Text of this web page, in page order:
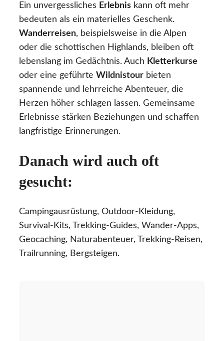
Ein unvergessliches Erlebnis kann oft mehr
bedeuten als ein materielles Geschenk.
Wanderreisen, beispielsweise in die Alpen
oder die schottischen Highlands, bleiben oft
lebenslang im Gedächtnis. Auch Kletterkurse
oder eine geführte Wildnistour bieten
spannende und lehrreiche Abenteuer, die
Herzen höher schlagen lassen. Gemeinsame
Erlebnisse stärken Beziehungen und schaffen
langfristige Erinnerungen.
Danach wird auch oft
gesucht:
Campingausrüstung, Outdoor-Kleidung,
Survival-Kits, Trekking-Guides, Wander-Apps,
Geocaching, Naturabenteuer, Trekking-Reisen,
Trailrunning, Bergsteigen.